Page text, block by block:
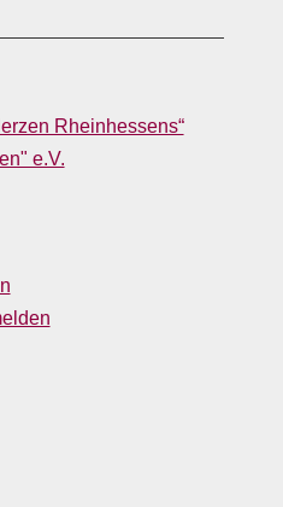
Rheinhessens“
e.V.